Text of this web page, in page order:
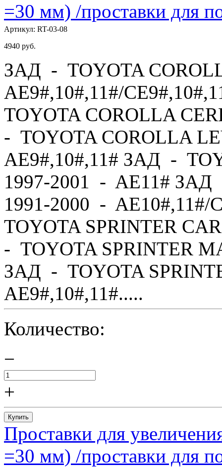
=30 мм) /проставки для
Артикул: RT-03-08
4940 руб.
ЗАД - TOYOTA
AE9#,10#,11#/
TOYOTA COROLLA
- TOYOTA COROLLA
AE9#,10#,11# ЗАД -
1997-2001 - AE11#
1991-2000 - AE10#,11#/
TOYOTA SPRINTER
- TOYOTA SPRINTER
ЗАД - TOYOTA
AE9#,10#,11#.....
Количество:
−
+
Купить
Проставки для
=30 мм) /проставки для